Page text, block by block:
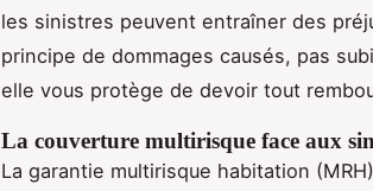
les sinistres peuvent entraîner des
principe de dommages causés, pas
elle vous protège de devoir tout
La couverture multirisque face aux
La garantie multirisque habitation